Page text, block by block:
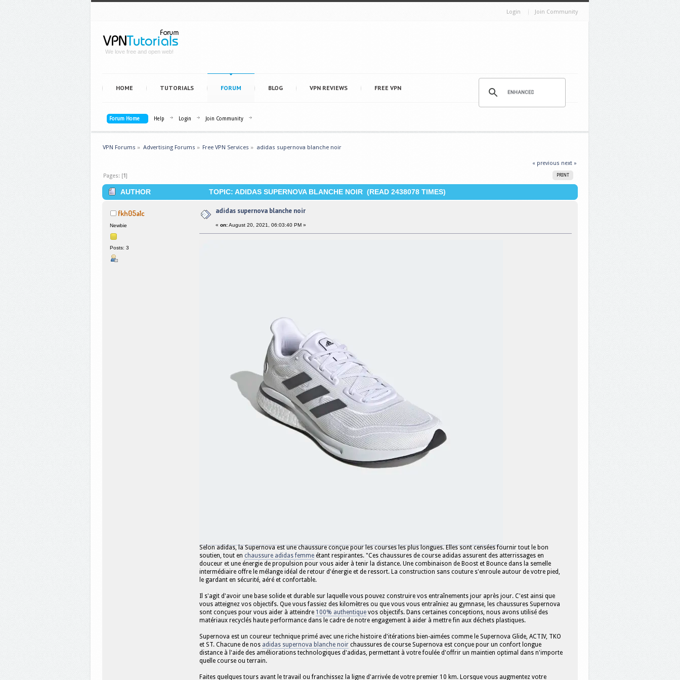
Login Join Community
We love free and open web!
HOME TUTORIALS FORUM BLOG VPN REVIEWS FREE VPN
Forum Home Help Login Join Community
VPN Forums » Advertising Forums » Free VPN Services » adidas supernova blanche noir
« previous next »
PRINT
Pages: [1]
AUTHOR TOPIC: ADIDAS SUPERNOVA BLANCHE NOIR (READ 2438078 TIMES)
fkh05a1c
Newbie
Posts: 3
adidas supernova blanche noir
« on:August 20, 2021, 06:03:40 PM »
Selon adidas, la Supernova est une chaussure conçue pour les courses les plus longues. Elles sont censées fournir tout le bon
soutien, tout en chaussure adidas femme étant respirantes. "Ces chaussures de course adidas assurent des atterrissages en
douceur et une énergie de propulsion pour vous aider à tenir la distance. Une combinaison de Boost et Bounce dans la semelle
intermédiaire offre le mélange idéal de retour d'énergie et de ressort. La construction sans couture s'enroule autour de votre pied,
le gardant en sécurité, aéré et confortable.
Il s'agit d'avoir une base solide et durable sur laquelle vous pouvez construire vos entraînements jour après jour. C'est ainsi que
vous atteignez vos objectifs. Que vous fassiez des kilomètres ou que vous vous entraîniez au gymnase, les chaussures Supernova
sont conçues pour vous aider à atteindre 100% authentique vos objectifs. Dans certaines conceptions, nous avons utilisé des
matériaux recyclés haute performance dans le cadre de notre engagement à aider à mettre fin aux déchets plastiques.
Supernova est un coureur technique primé avec une riche histoire d'itérations bien-aimées comme le Supernova Glide, ACTIV, TKO
et ST. Chacune de nos adidas supernova blanche noir chaussures de course Supernova est conçue pour un confort longue
distance à l'aide des améliorations technologiques d'adidas, permettant à votre foulée d'offrir un maintien optimal dans n'importe
quelle course ou terrain.
Faites quelques tours avant le travail ou franchissez la ligne d'arrivée de votre premier 10 km. Lorsque vous augmentez votre